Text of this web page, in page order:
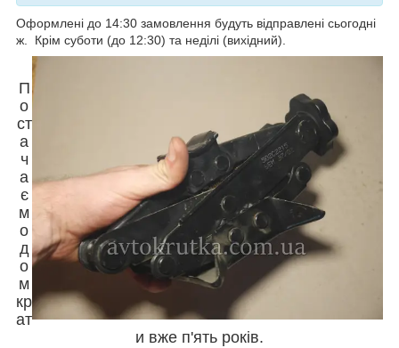
Оформлені до 14:30 замовлення будуть відправлені сьогодні
ж. Крім суботи (до 12:30) та неділі (вихідний).
П
о
ст
а
ч
а
є
м
о
д
о
м
кр
ат
и вже п'ять років.